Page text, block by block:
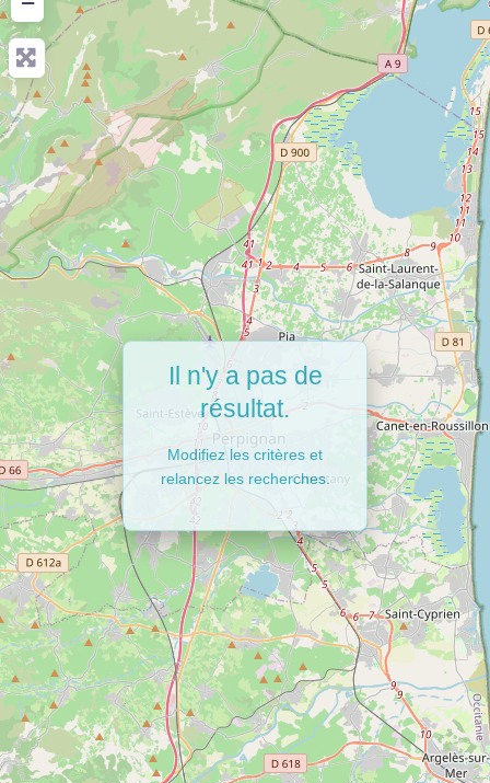
Il n'y a pas de
résultat.
Modifiez les critères et
relancez les recherches.